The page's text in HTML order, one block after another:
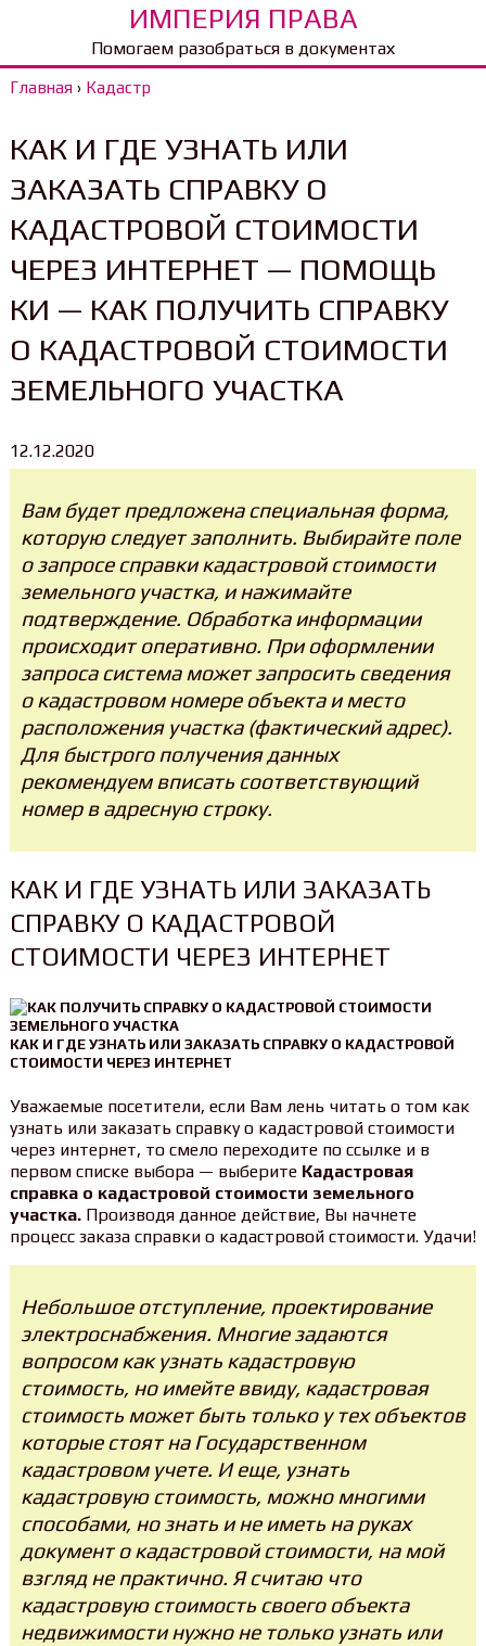
ИМПЕРИЯ ПРАВА
Помогаем разобраться в документах
Главная› Кадастр
КАК И ГДЕ УЗНАТЬ ИЛИ
ЗАКАЗАТЬ СПРАВКУ О
КАДАСТРОВОЙ СТОИМОСТИ
ЧЕРЕЗ ИНТЕРНЕТ — ПОМОЩЬ
КИ — КАК ПОЛУЧИТЬ СПРАВКУ
О КАДАСТРОВОЙ СТОИМОСТИ
ЗЕМЕЛЬНОГО УЧАСТКА
12.12.2020
Вам будет предложена специальная форма,
которую следует заполнить. Выбирайте поле
о запросе справки кадастровой стоимости
земельного участка, и нажимайте
подтверждение. Обработка информации
происходит оперативно. При оформлении
запроса система может запросить сведения
о кадастровом номере объекта и место
расположения участка (фактический адрес).
Для быстрого получения данных
рекомендуем вписать соответствующий
номер в адресную строку.
КАК И ГДЕ УЗНАТЬ ИЛИ ЗАКАЗАТЬ
СПРАВКУ О КАДАСТРОВОЙ
СТОИМОСТИ ЧЕРЕЗ ИНТЕРНЕТ
КАК И ГДЕ УЗНАТЬ ИЛИ ЗАКАЗАТЬ СПРАВКУ О КАДАСТРОВОЙ
СТОИМОСТИ ЧЕРЕЗ ИНТЕРНЕТ
Уважаемые посетители, если Вам лень читать о том как
узнать или заказать справку о кадастровой стоимости
через интернет, то смело переходите по ссылке и в
первом списке выбора — выберите Кадастровая
справка о кадастровой стоимости земельного
участка.Производя данное действие, Вы начнете
процесс заказа справки о кадастровой стоимости. Удачи!
Небольшое отступление, проектирование
электроснабжения. Многие задаются
вопросом как узнать кадастровую
стоимость, но имейте ввиду, кадастровая
стоимость может быть только у тех объектов
которые стоят на Государственном
кадастровом учете. И еще, узнать
кадастровую стоимость, можно многими
способами, но знать и не иметь на руках
документ о кадастровой стоимости, на мой
взгляд не практично. Я считаю что
кадастровую стоимость своего объекта
недвижимости нужно не только узнать или